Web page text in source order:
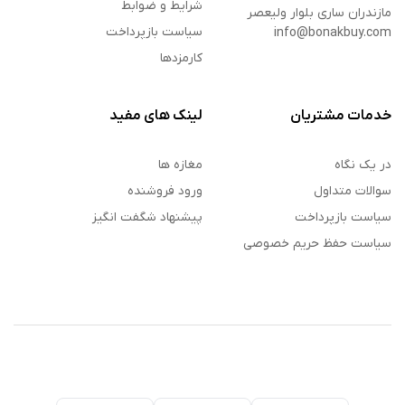
مازندران ساری بلوار ولیعصر
info@bonakbuy.com
شرایط و ضوابط
سیاست بازپرداخت
کارمزدها
خدمات مشتریان
در یک نگاه
سوالات متداول
سیاست بازپرداخت
سیاست حفظ حریم خصوصی
لینک های مفید
مغازه ها
ورود فروشنده
پیشنهاد شگفت انگیز